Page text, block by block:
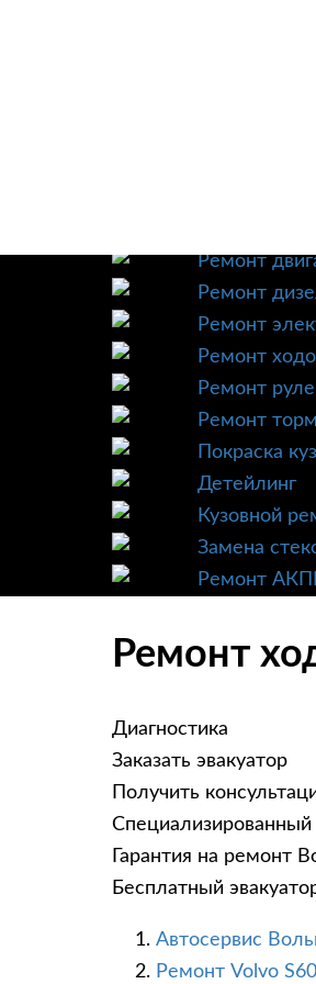
Ремонт
Ремонт
Ремонт
Ремонт
Ремонт
Ремонт
Ремонт
Покраска
Детейлинг
Кузовной
Замена
Ремонт
Ремонт
Диагностика
Заказать эвакуатор
Получить
Специализированный
Гарантия на ремонт
Бесплатный
Автосервис
Ремонт Volvo S60